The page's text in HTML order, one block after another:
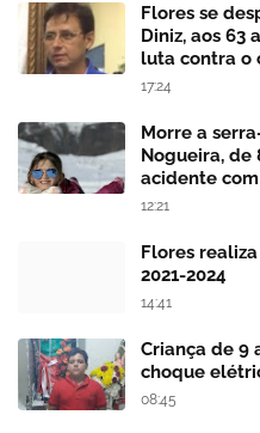
Flores se
Diniz, aos 63
luta contra o
17:24
Morre a
Nogueira, de
acidente
12:21
Flores
2021-2024
14:41
Criança de 9
choque
08:45